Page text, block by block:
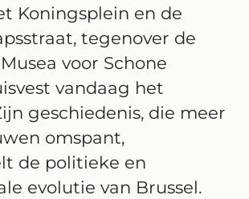
Koningsplein en de
tegenover de
voor Schone
vandaag het
geschiedenis, die meer
omspant,
de politieke en
evolutie van Brussel.